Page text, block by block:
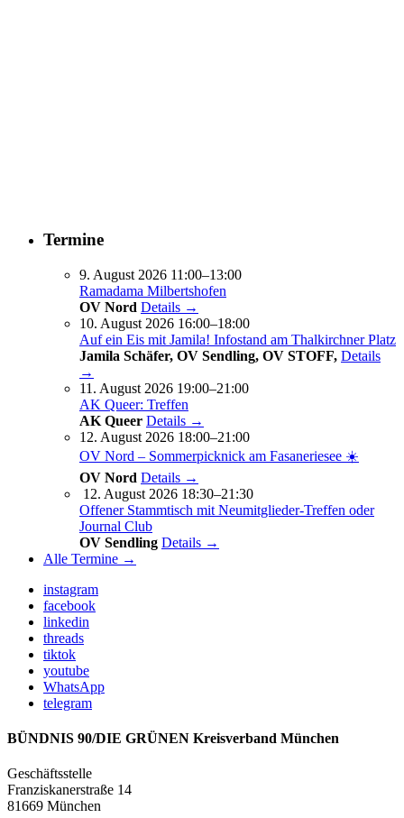
Termine
9. August 2026 11:00–13:00
Ramadama Milbertshofen
OV Nord Details →
10. August 2026 16:00–18:00
Auf ein Eis mit Jamila! Infostand am Thalkirchner Platz
Jamila Schäfer, OV Sendling, OV STOFF, Details
→
11. August 2026 19:00–21:00
AK Queer: Treffen
AK Queer Details →
12. August 2026 18:00–21:00
OV Nord – Sommerpicknick am Fasaneriesee ☀️
OV Nord Details →
12. August 2026 18:30–21:30
Offener Stammtisch mit Neumitglieder-Treffen oder
Journal Club
OV Sendling Details →
Alle Termine →
instagram
facebook
linkedin
threads
tiktok
youtube
WhatsApp
telegram
BÜNDNIS 90/DIE GRÜNEN Kreisverband München
Geschäftsstelle
Franziskanerstraße 14
81669 München